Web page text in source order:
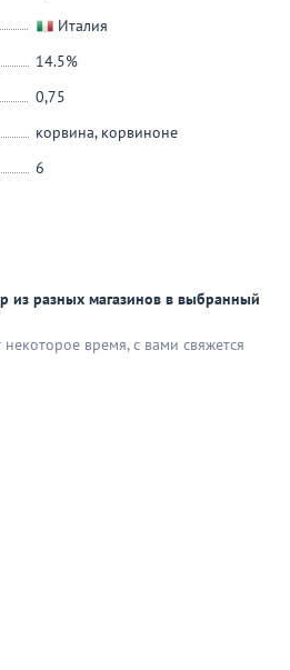
Италия
14.5%
0,75
корвина, корвиноне
6
из разных магазинов в выбранный
время, с вами свяжется